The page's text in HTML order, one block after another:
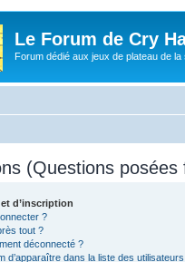
Le Forum de Cry
Forum dédié aux jeux de plateau de
(Questions posées
d’inscription
?
tout ?
déconnecté ?
d’apparaître dans la liste des